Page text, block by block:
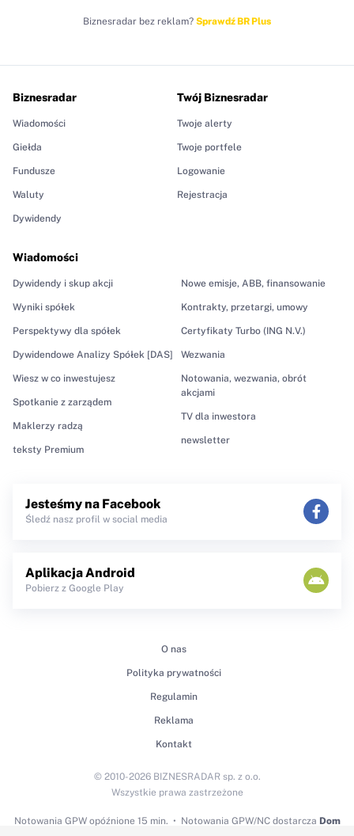
Biznesradar bez reklam? Sprawdź BR Plus
Biznesradar
Wiadomości
Giełda
Fundusze
Waluty
Dywidendy
Wiadomości
Dywidendy i skup akcji
Wyniki spółek
Perspektywy dla spółek
Dywidendowe Analizy Spółek [DAS]
Wiesz w co inwestujesz
Spotkanie z zarządem
Maklerzy radzą
teksty Premium
Nowe emisje, ABB, finansowanie
Kontrakty, przetargi, umowy
Certyfikaty Turbo (ING N.V.)
Wezwania
Notowania, wezwania, obrót
akcjami
TV dla inwestora
newsletter
Twój Biznesradar
Twoje alerty
Twoje portfele
Logowanie
Rejestracja
Jesteśmy na Facebook
Śledź nasz profil w social media
Aplikacja Android
Pobierz z Google Play
O nas
Polityka prywatności
Regulamin
Reklama
Kontakt
Notowania GPWopóźnione 15 min. Notowania GPW/NC dostarcza Dom
© 2010-2026 BIZNESRADAR sp. z o.o.
Wszystkie prawa zastrzeżone